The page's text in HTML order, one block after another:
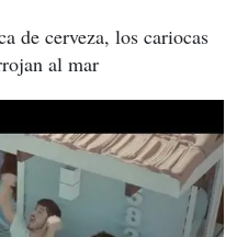
de cerveza, los cariocas
al mar